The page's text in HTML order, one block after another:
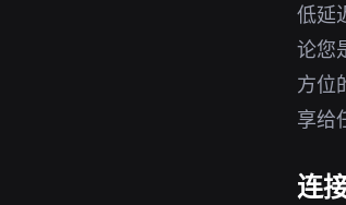
低延
论您
方位
享给
连